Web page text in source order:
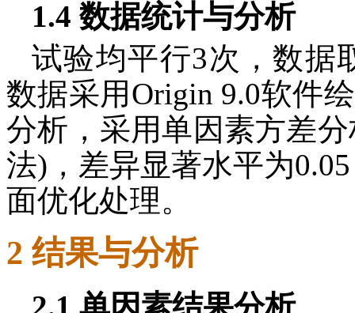
1.4 数据统计与分析
试验均平行3次，数据
数据采用Origin 9.0软件
分析，采用单因素方差
法)，差异显著水平为
面优化处理。
2 结果与分析